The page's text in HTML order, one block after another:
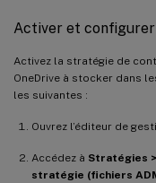
Activer et
Activez la stratégie de
OneDrive à stocker dans
les suivantes :
Ouvrez l’éditeur de
Accédez à Stratégies
stratégie (fichiers